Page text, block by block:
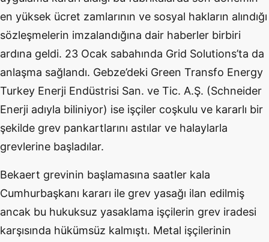
en yüksek ücret zamlarının ve sosyal hakların alındığı
sözleşmelerin imzalandığına dair haberler birbiri
ardına geldi. 23 Ocak sabahında Grid Solutions’ta da
anlaşma sağlandı. Gebze’deki Green Transfo Energy
Turkey Enerji Endüstrisi San. ve Tic. A.Ş. (Schneider
Enerji adıyla biliniyor) ise işçiler coşkulu ve kararlı bir
şekilde grev pankartlarını astılar ve halaylarla
grevlerine başladılar.
Bekaert grevinin başlamasına saatler kala
Cumhurbaşkanı kararı ile grev yasağı ilan edilmiş
ancak bu hukuksuz yasaklama işçilerin grev iradesi
karşısında hükümsüz kalmıştı. Metal işçilerinin